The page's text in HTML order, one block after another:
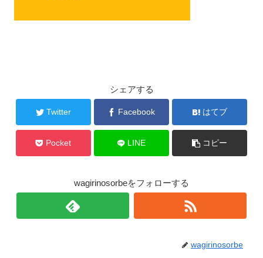
シェアする
Twitter Facebook はてブ
Pocket LINE コピー
wagirinosorbeをフォローする
wagirinosorbe